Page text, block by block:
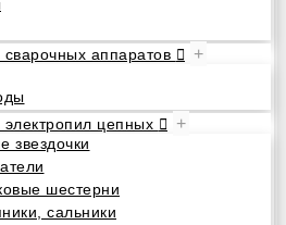
сварочных аппаратов
+
электропил цепных
+
звездочки
шестерни
сальники